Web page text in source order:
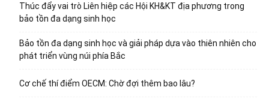
Thúc đẩy vai trò Liên hiệp các Hội KH&KT địa phương trong
bảo tồn đa dạng sinh học
Bảo tồn đa dạng sinh học và giải pháp dựa vào thiên nhiên cho
phát triển vùng núi phía Bắc
Cơ chế thí điểm OECM: Chờ đợi thêm bao lâu?